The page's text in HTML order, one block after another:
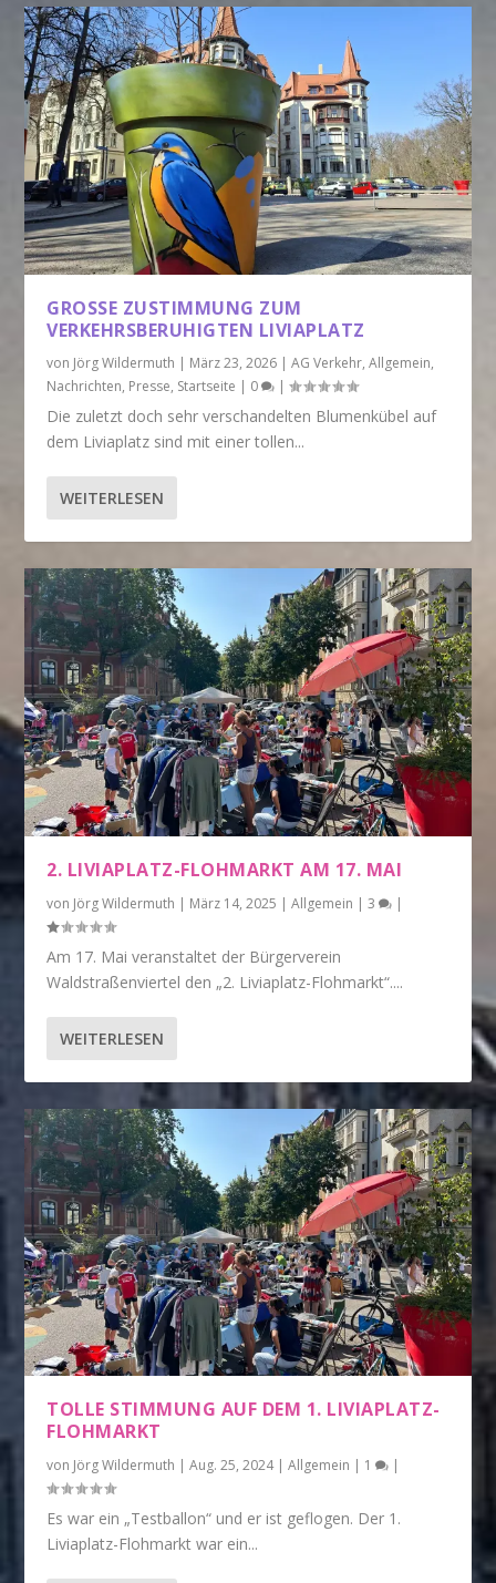
GROSSE ZUSTIMMUNG ZUM V
ERKEHRSBERUHIGTEN LIVIAPLATZ
von Jörg Wildermuth | März 23, 2026 |AG Verkehr,Allgemein,
Nachrichten, Presse, Startseite | 0 |
Die zuletzt doch sehr verschandelten Blumenkübel auf
dem Liviaplatz sind mit einer tollen...
WEITERLESEN
2. LIVIAPLATZ-FLOHMARKT AM 17. MAI
von Jörg Wildermuth | März 14, 2025 |Allgemein |3 |
Am 17. Mai veranstaltet der Bürgerverein
Waldstraßenviertel den „2. Liviaplatz-Flohmarkt“....
WEITERLESEN
TOLLE STIMMUNG AUF DEM 1. LIVIAPLATZ-
FLOHMARKT
von Jörg Wildermuth |Aug. 25, 2024|Allgemein | 1 |
Es war ein „Testballon“ und er ist geflogen. Der 1.
Liviaplatz-Flohmarkt war ein...